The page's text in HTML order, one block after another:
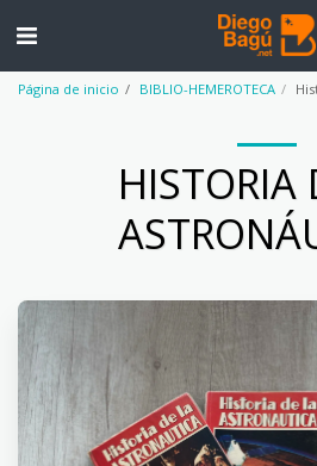
Página de inicio BIBLIO-HEMEROTECA
HISTORIA